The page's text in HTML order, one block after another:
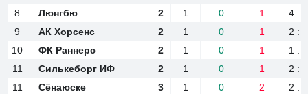
8
Люнгбю 2 1 0 1
4 : 5
9
АК Хорсенс 2 1 0 1
2 : 3
10
ФК Раннерс 2 1 0 1
1 : 2
11
Силькеборг ИФ 2 1 0 1
2 : 4
11
Сёнаюске 3 1 0 2 2 : 4
8
Люнгбю
9
АК Хорсенс
10
ФК Раннерс
11
Силькеборг ИФ
11
Сёнаюске